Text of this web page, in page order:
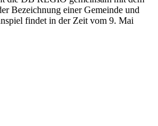
Bezeichnung einer Gemeinde und
findet in der Zeit vom 9. Mai